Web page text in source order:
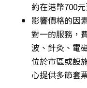
約在港幣700
影響價格的因
對一的服務，
波、針灸、電
位於市區或設
心提供多節套